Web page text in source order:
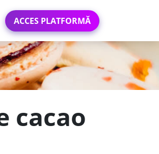
ACCES PLATFORMĂ
cacao